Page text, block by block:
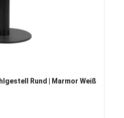
Rund | Marmor Weiß